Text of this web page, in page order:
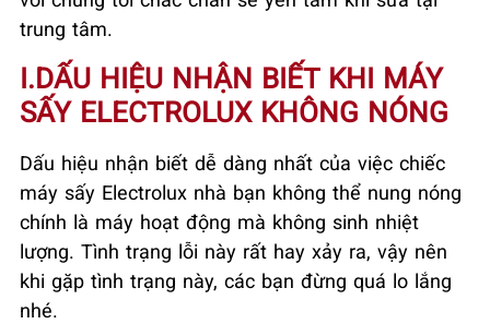
trung tâm.
I.DẤU HIỆU NHẬN BIẾT KHI MÁY
SẤY ELECTROLUX KHÔNG NÓNG
Dấu hiệu nhận biết dễ dàng nhất của việc chiếc
máy sấy Electrolux nhà bạn không thể nung nóng
chính là máy hoạt động mà không sinh nhiệt
lượng. Tình trạng lỗi này rất hay xảy ra, vậy nên
khi gặp tình trạng này, các bạn đừng quá lo lắng
nhé.